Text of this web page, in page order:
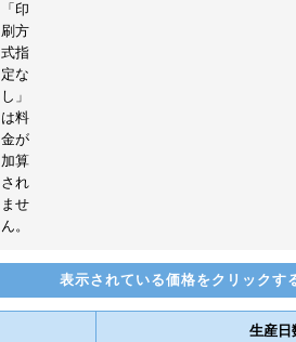
「印
刷方
式指
定な
し」
は料
金が
加算
され
ませ
ん。
表示されている価格をクリックす
生産日